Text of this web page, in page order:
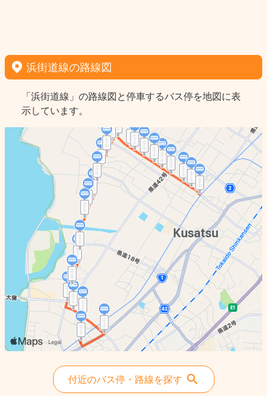
浜街道線の路線図
「浜街道線」の路線図と停車するバス停を地図に表
示しています。
付近のバス停・路線を探す